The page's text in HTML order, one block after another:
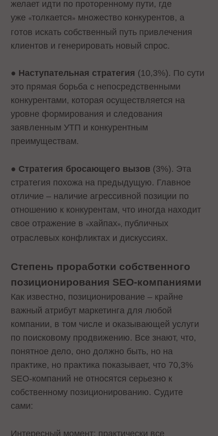
желает идти по проторенному пути, где
уже «толкается» множество конкурентов, а
готов искать собственный путь привлечения
клиентов и генерировать новый спрос.
● Наступательная стратегия (10,3%). По сути
это прямая борьба с непосредственными
конкурентами, которая осуществляется на
уровне формирования и следования
заявленным УТП и конкурентным
преимуществам.
● Стратегия бросающего вызов (3%). Эта
стратегия похожа на предыдущую. Главное
отличие – наличие агрессивной позиции по
отношению к конкурентам, что иногда находит
свое отражение в «хайпах», публичных
отраслевых конфликтах и дискуссиях.
Степень проработки собственного
позиционирования SEO-компаниями
Как известно, позиционирование – крайне
важный атрибут маркетинга для любой
компании, в том числе и оказывающей услуги
по поисковому продвижению. Все знают, что,
понятное дело, оно должно быть, но на
практике, но практика показывает, что 70,3%
SEO-компаний не относятся серьезно к
собственному позиционированию. Судите
сами:
Интересный момент: практически все